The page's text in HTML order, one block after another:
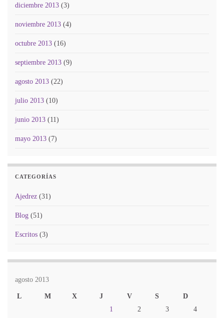
diciembre 2013 (3)
noviembre 2013 (4)
octubre 2013 (16)
septiembre 2013 (9)
agosto 2013 (22)
julio 2013 (10)
junio 2013 (11)
mayo 2013 (7)
CATEGORÍAS
Ajedrez (31)
Blog (51)
Escritos (3)
agosto 2013
L M X J V S
D
1
2 3 4